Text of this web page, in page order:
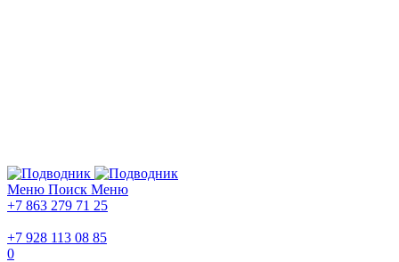
Меню Поиск Меню
+7 863 279 71 25
+7 928 113 08 85
0